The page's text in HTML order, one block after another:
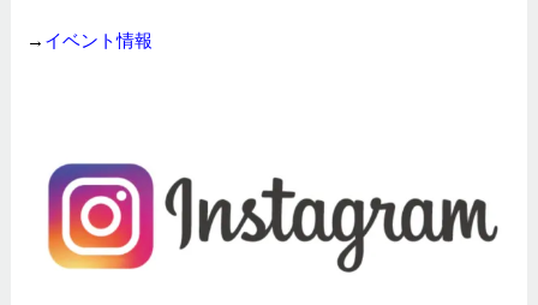
→ イベント情報